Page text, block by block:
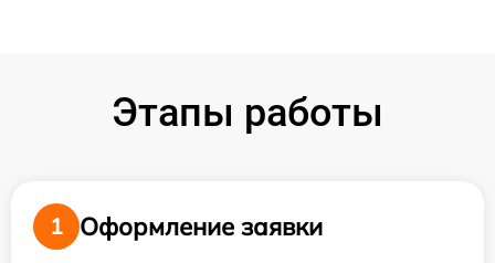
Этапы работы
1
Оформление заявки